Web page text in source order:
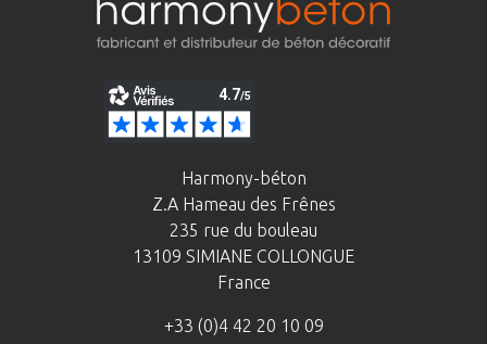
Harmony-béton
Z.A Hameau des Frênes
235 rue du bouleau
13109 SIMIANE COLLONGUE
France
+33 (0)4 42 20 10 09